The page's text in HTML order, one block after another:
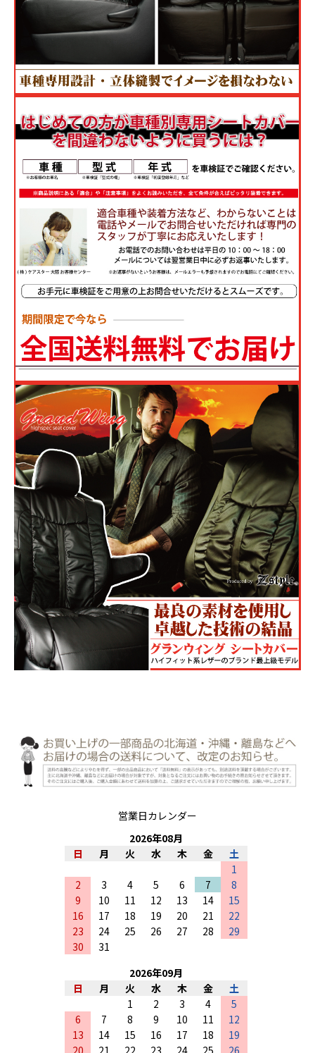
営業日カレンダー
2026年08月
日
月 火 水 木 金
土
1
2
3 4 5 6 7
8
9
10 11 12 13 14
15
16
17 18 19 20 21
22
23
24 25 26 27 28
29
30
31
2026年09月
日
月 火 水 木 金
土
1
2 3 4
5
6
7 8 9 10 11
12
13
14 15 16 17 18
19